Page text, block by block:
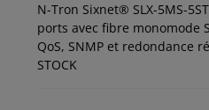
N-Tron Sixnet® SLX-5MS-
ports avec fibre monomode
QoS, SNMP et redondance
STOCK